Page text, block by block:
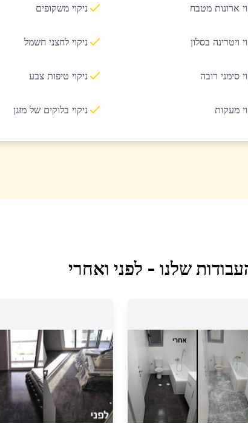
ארונות מטבח ניקוי משקופים
ויטרינה בסלון ניקוי לחצני חשמל
סימני רובה ניקוי טיפות צבע
מעקות ניקוי בלוקים של מזגן
שלנו - לפני ואחרי